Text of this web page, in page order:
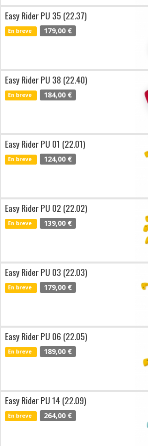
Easy Rider PU 35 (22.37)
En breve 179,00 €
Easy Rider PU 38 (22.40)
En breve 184,00 €
Easy Rider PU 01 (22.01)
En breve 124,00 €
Easy Rider PU 02 (22.02)
En breve 139,00 €
Easy Rider PU 03 (22.03)
En breve 179,00 €
Easy Rider PU 06 (22.05)
En breve 189,00 €
Easy Rider PU 14 (22.09)
En breve 264,00 €